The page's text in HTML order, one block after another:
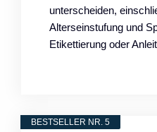
unterscheiden,
Alterseinstufung und
Etikettierung oder
BESTSELLER NR. 5